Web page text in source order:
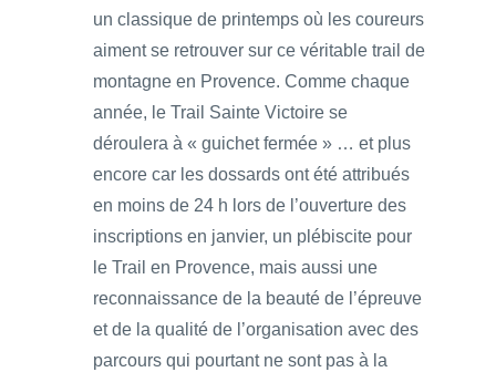
un classique de printemps où les coureurs
aiment se retrouver sur ce véritable trail de
montagne en Provence. Comme chaque
année, le Trail Sainte Victoire se
déroulera à « guichet fermée » … et plus
encore car les dossards ont été attribués
en moins de 24 h lors de l’ouverture des
inscriptions en janvier, un plébiscite pour
le Trail en Provence, mais aussi une
reconnaissance de la beauté de l’épreuve
et de la qualité de l’organisation avec des
parcours qui pourtant ne sont pas à la